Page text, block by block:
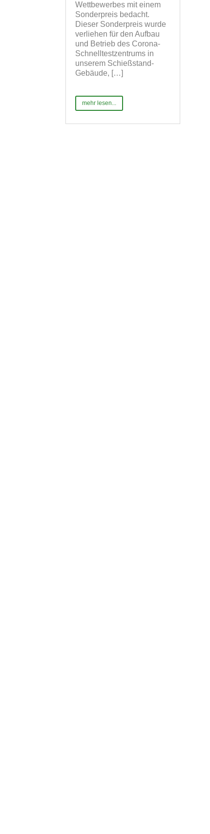
Wettbewerbes mit einem
Sonderpreis bedacht.
Dieser Sonderpreis wurde
verliehen für den Aufbau
und Betrieb des Corona-
Schnelltestzentrums in
unserem Schießstand-
Gebäude, […]
mehr lesen...